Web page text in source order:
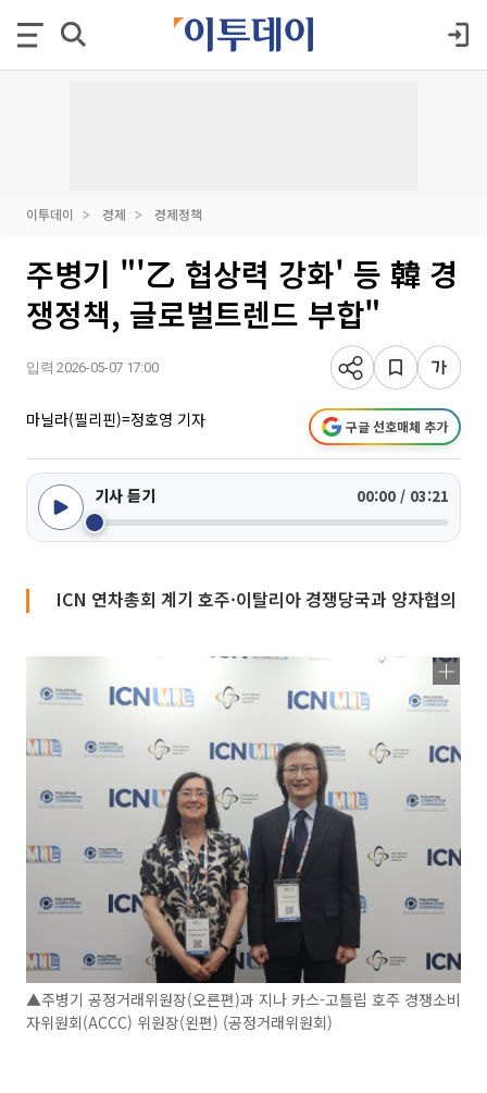
이투데이 경제 경제정책
주병기 "'乙 협상력 강화' 등 韓 경
쟁정책, 글로벌트렌드 부합"
입력 2026-05-07 17:00
마닐라(필리핀)=정호영 기자 구글 선호매체 추가
기사 듣기 00:00 / 03:21
ICN 연차총회 계기 호주·이탈리아 경쟁당국과 양자협의
▲주병기 공정거래위원장(오른편)과 지나 카스-고틀립 호주 경쟁소비
자위원회(ACCC) 위원장(왼편) (공정거래위원회)